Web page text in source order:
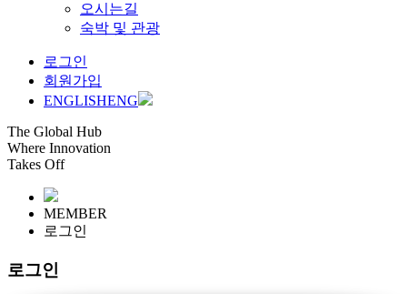
오시는길
숙박 및 관광
로그인
회원가입
ENGLISHENG
The Global Hub
Where Innovation
Takes Off
MEMBER
로그인
로그인